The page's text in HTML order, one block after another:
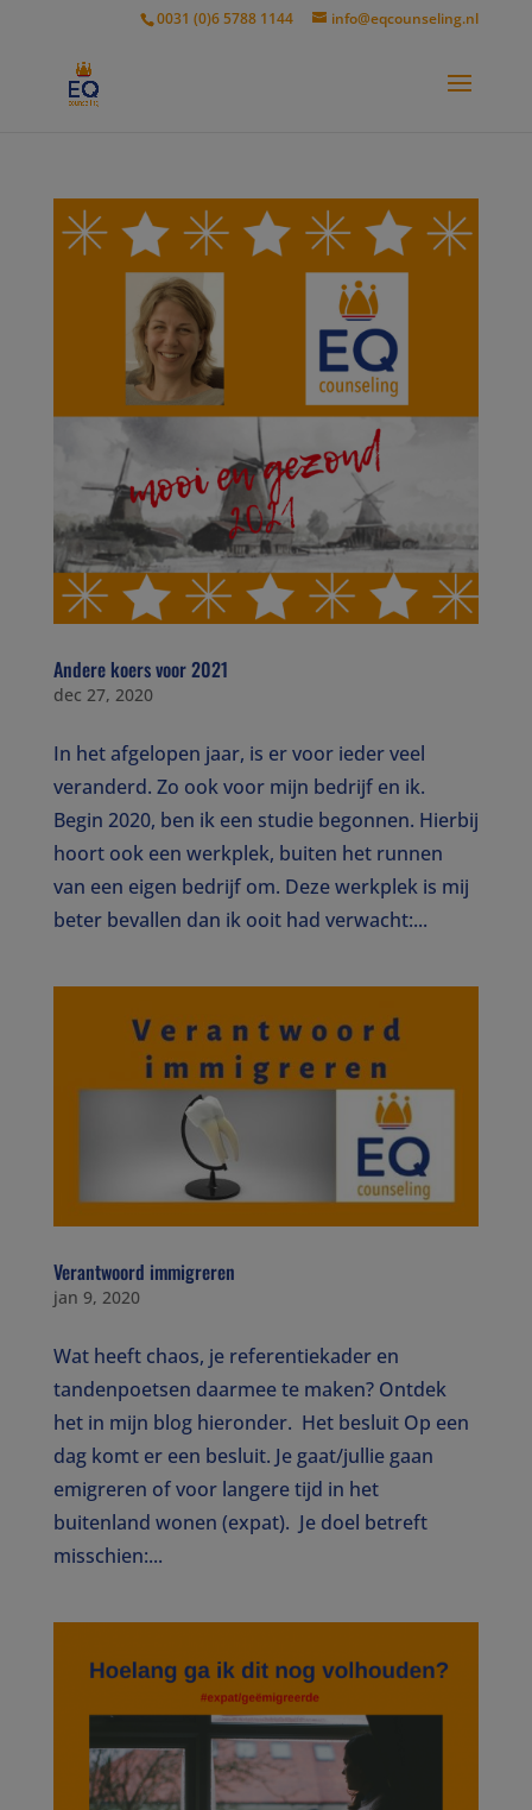
0031 (0)6 5788 1144 info@eqcounseling.nl
Andere koers voor 2021
dec 27, 2020
In het afgelopen jaar, is er voor ieder veel
veranderd. Zo ook voor mijn bedrijf en ik.
Begin 2020, ben ik een studie begonnen. Hierbij
hoort ook een werkplek, buiten het runnen
van een eigen bedrijf om. Deze werkplek is mij
beter bevallen dan ik ooit had verwacht:...
Verantwoord immigreren
jan 9, 2020
Wat heeft chaos, je referentiekader en
tandenpoetsen daarmee te maken? Ontdek
het in mijn blog hieronder. Het besluit Op een
dag komt er een besluit. Je gaat/jullie gaan
emigreren of voor langere tijd in het
buitenland wonen (expat). Je doel betreft
misschien:...
modal-check